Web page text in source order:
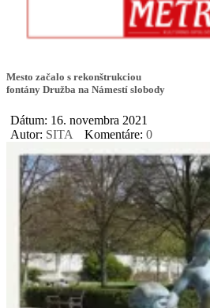
Mesto začalo s rekonštrukciou
fontány Družba na Námestí slobody
Dátum: 16. novembra 2021
Autor: SITA Komentáre: 0